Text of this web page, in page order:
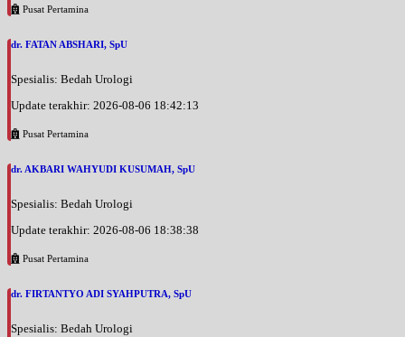
Jam 12:00 - 15:00
Pusat Pertamina
dr. FATAN ABSHARI, SpU
Spesialis: Bedah Urologi
Update terakhir: 2026-08-06 18:42:13
Pusat Pertamina
dr. AKBARI WAHYUDI KUSUMAH, SpU
Spesialis: Bedah Urologi
Update terakhir: 2026-08-06 18:38:38
Pusat Pertamina
dr. FIRTANTYO ADI SYAHPUTRA, SpU
Spesialis: Bedah Urologi